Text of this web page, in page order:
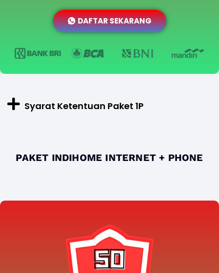
DAFTAR SEKARANG
Syarat Ketentuan Paket 1P
PAKET INDIHOME INTERNET + PHONE